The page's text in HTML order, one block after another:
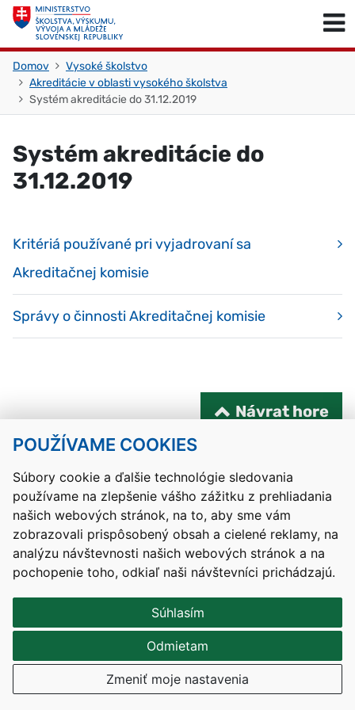
POUŽÍVAME COOKIES
Súbory cookie a ďalšie technológie sledovania
používame na zlepšenie vášho zážitku z prehliadania
našich webových stránok, na to, aby sme vám
zobrazovali prispôsobený obsah a cielené reklamy, na
analýzu návštevnosti našich webových stránok a na
pochopenie toho, odkiaľ naši návštevníci prichádzajú.
Súhlasím
Odmietam
Zmeniť moje nastavenia
Skočiť na obsah
Domov
Vysoké školstvo
Akreditácie v oblasti vysokého školstva
Systém akreditácie do 31.12.2019
Systém akreditácie do
31.12.2019
Kritériá používané pri vyjadrovaní sa
Akreditačnej komisie
Správy o činnosti Akreditačnej komisie
Skočiť na začiatok stránky
Návrat hore
Kontakty Mapa stránky RSS Vyhlásenie o prístupnosti
Prevádzkovateľom služby je Ministerstvo školstva, výskumu,
vývoja a mládeže Slovenskej republiky.
Tvorba stránok : Aglo Solutions
Redakčný systém: SysCom